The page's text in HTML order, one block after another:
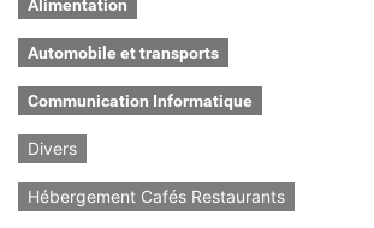
Alimentation
Automobile et transports
Communication Informatique
Divers
Hébergement Cafés Restaurants